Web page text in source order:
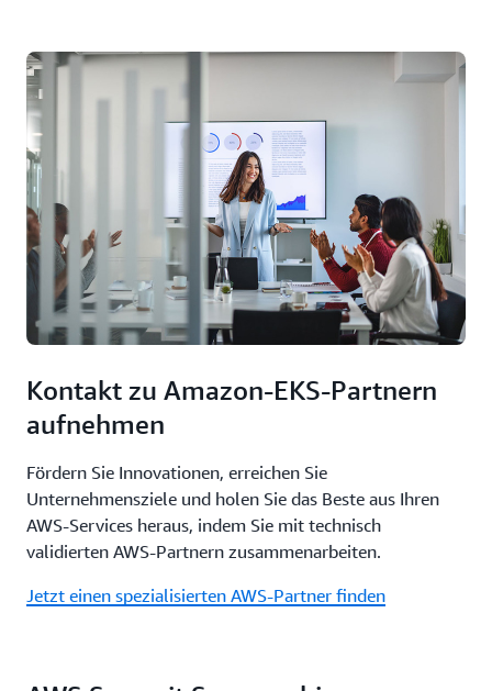
Kontakt zu Amazon-EKS-Partnern
aufnehmen
Fördern Sie Innovationen, erreichen Sie
Unternehmensziele und holen Sie das Beste aus Ihren
AWS-Services heraus, indem Sie mit technisch
validierten AWS-Partnern zusammenarbeiten.
Jetzt einen spezialisierten AWS-Partner finden